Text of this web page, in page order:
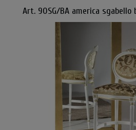
Art. 90SG/BA america sgabello